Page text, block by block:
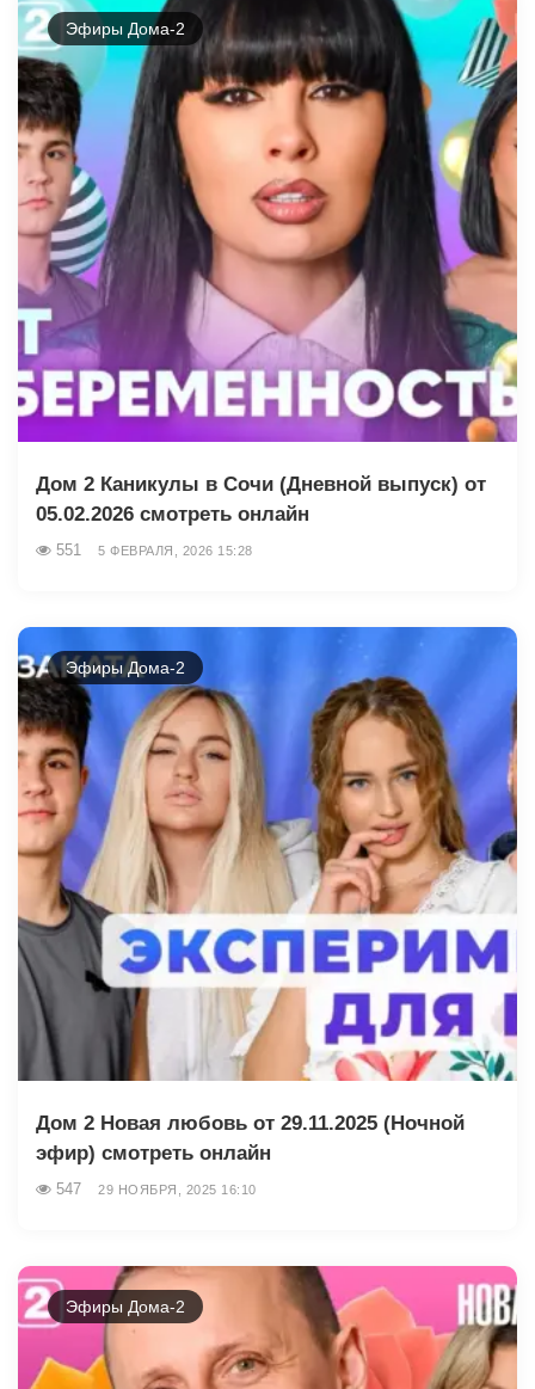
Эфиры Дома-2
Дом 2 Каникулы в Сочи (Дневной выпуск) от
05.02.2026 смотреть онлайн
551 5 ФЕВРАЛЯ, 2026 15:28
Эфиры Дома-2
Дом 2 Новая любовь от 29.11.2025 (Ночной
эфир) смотреть онлайн
547 29 НОЯБРЯ, 2025 16:10
Эфиры Дома-2